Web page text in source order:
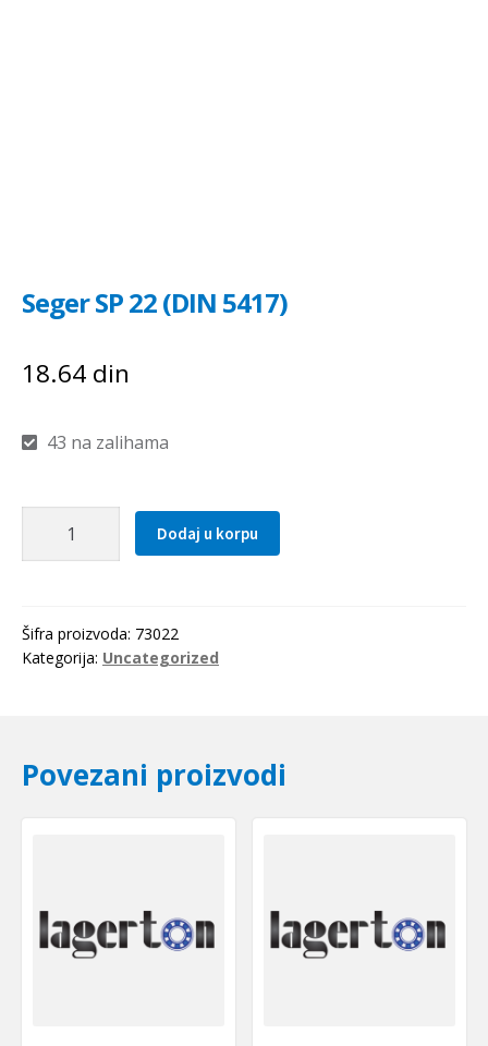
Seger SP 22 (DIN 5417)
18.64 din
43 na zalihama
5417)
količina
Dodaj u korpu
Šifra proizvoda: 73022
Kategorija: Uncategorized
Povezani proizvodi